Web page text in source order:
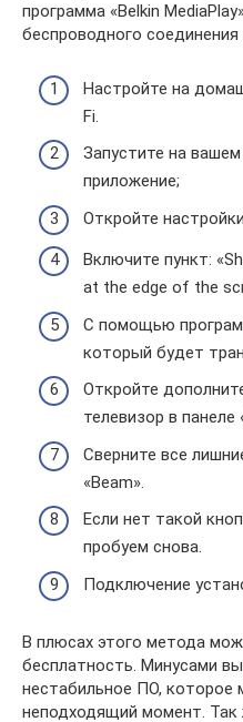
программа «Belkin
беспроводного соединения
Настройте на
Fi.
Запустите на
приложение;
Откройте настройки.
Включите пункт:
at the edge of the
С помощью
который будет
Откройте
телевизор в панеле
Сверните все
«Beam».
Если нет такой
пробуем снова.
Подключение
В плюсах этого метода
бесплатность. Минусами
нестабильное ПО,
неподходящий момент. Так